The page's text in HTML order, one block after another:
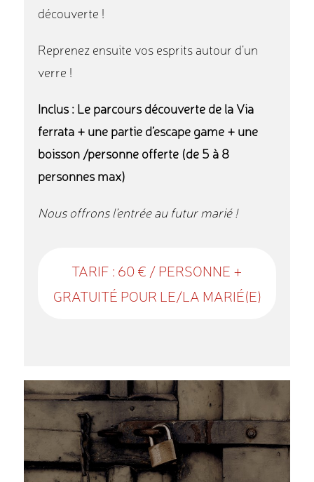
découverte !
Reprenez ensuite vos esprits autour d’un
verre !
Inclus : Le parcours découverte de la Via
ferrata + une partie d’escape game + une
boisson /personne offerte (de 5 à 8
personnes max)
Nous offrons l’entrée au futur marié !
TARIF : 60 € / PERSONNE +
GRATUITÉ POUR LE/LA MARIÉ(E)